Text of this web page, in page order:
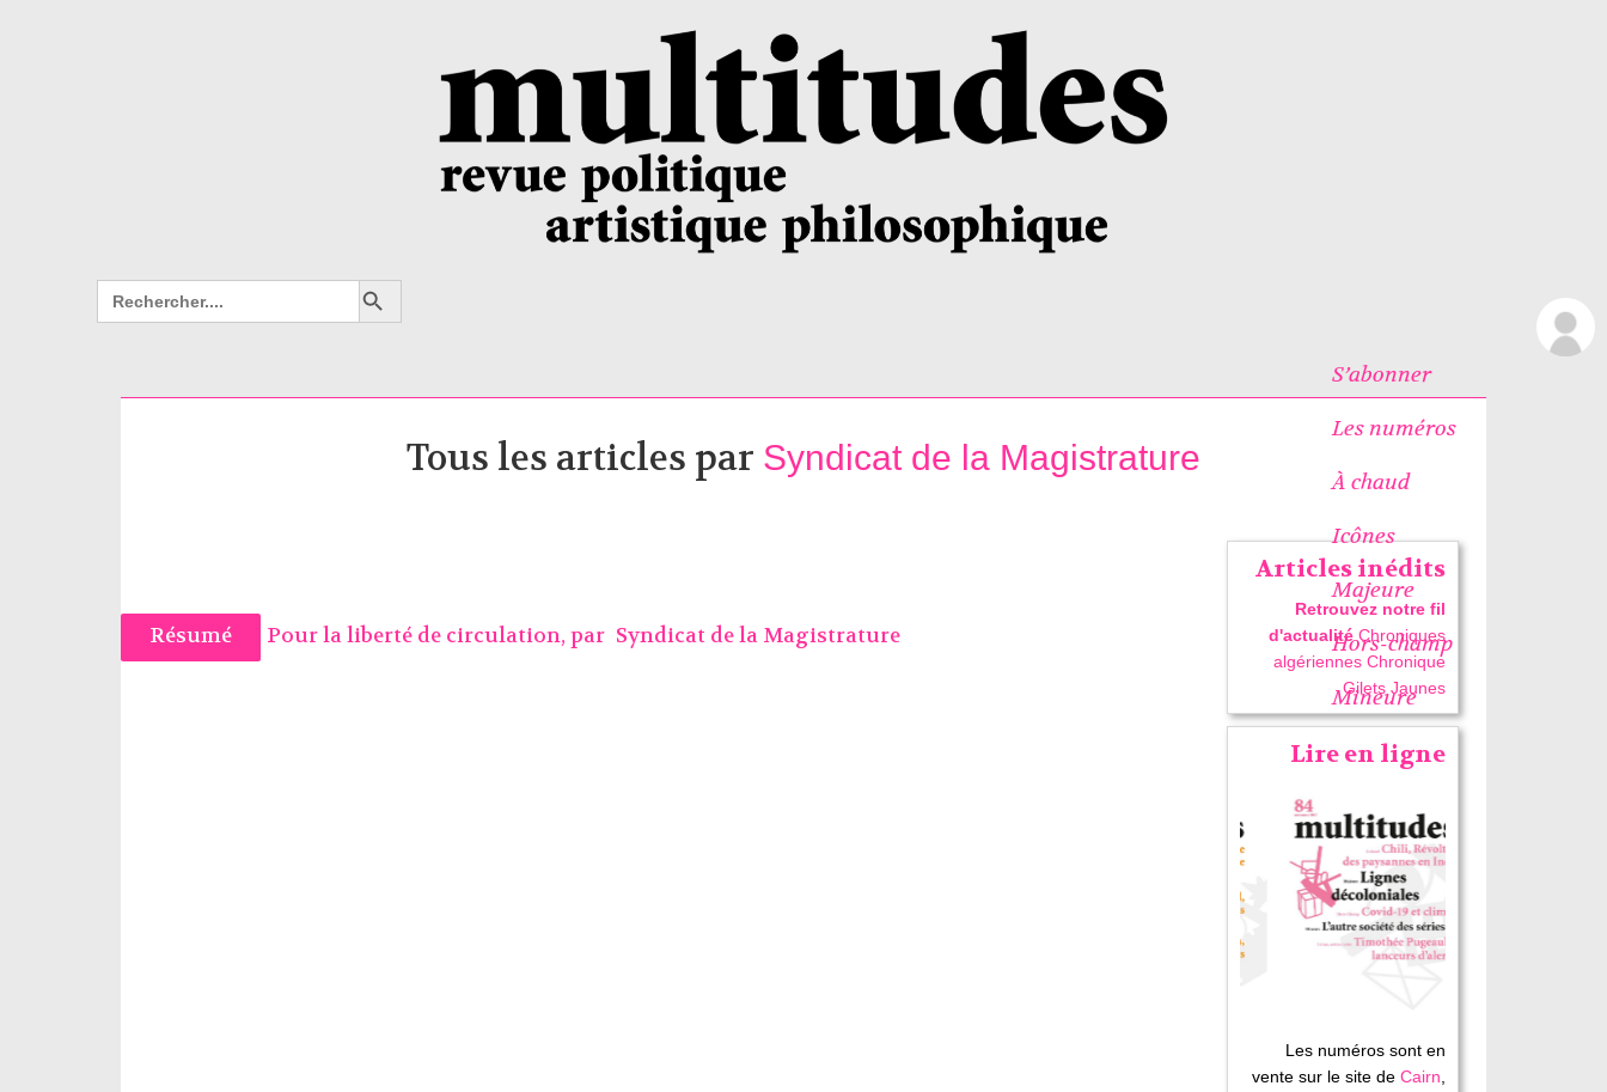
Search
for:
Search Button
S’abonner
Les numéros
À chaud
Icônes
Majeure
Hors-champ
Mineure
Tous les articles par Syndicat de la Magistrature
Résumé Pour la liberté de circulation, par Syndicat de la Magistrature
Articles inédits
Retrouvez notre fil
d'actualité Chroniques
algériennes Chronique
Gilets Jaunes
Lire en ligne
Les numéros sont en
vente sur le site deCairn,